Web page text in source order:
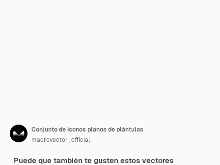
Conjunto de iconos planos de plántulas
macrovector_official
Puede que también te gusten estos vectores